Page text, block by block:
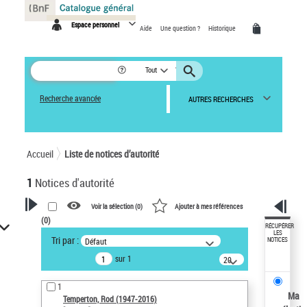
Espace personnel Aide Une question ? Historique
Tout
Recherche avancée AUTRES RECHERCHES
Accueil Liste de notices d’autorité
1 Notices d'autorité
VOTRE RECHERCHE
Recherche avancée dans les
notices d’autorité
Œuvres liées à l'auteur :
Temperton, Rod (1947-2016)
Voir la sélection (0) Ajouter à mes références
(0)
Tri par : Défaut
sur 1
20
résultats/page
1
Temperton, Rod (1947-2016)
RÉCUPÉRER
LES
NOTICES
Ma
Panneau de gestion des cookies